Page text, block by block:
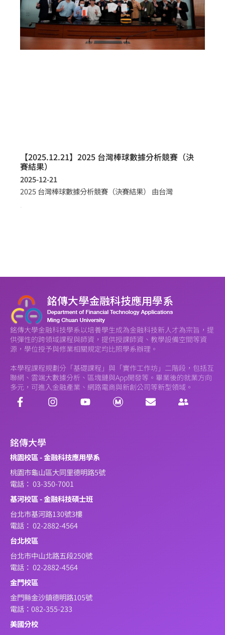
【2025.12.21】2025 台灣棒球數據分析競賽（決
賽結果）
2025-12-21
2025 台灣棒球數據分析競賽（決賽結果） 由台灣
銘傳大學金融科技學系以培養學生成為金融科技新人才為宗旨，提
供彈性的跨領域課程與師資，提供授課師資、教學設備空間等資
源，學位授予與修業相關規定均比照學系辦理。
本學程課程規劃分「基礎課程」與「實作工作坊」二階段，包括互
聯網、雲端大數據分析、區塊鏈與App開發等。畢業後的就業方向
多元，可進入金融產業、網路電商與新創公司等新型領域。
銘傳大學
桃園校區 - 金融科技應用學系
桃園市龜山區大同里德明路5號
電話： 03-350-7001
基河校區 - 金融科技碩士班
台北市基河路130號3樓
電話： 02-2882-4564
台北校區
台北市中山北路五段250號
電話： 02-2882-4564
金門校區
金門縣金沙鎮德明路105號
電話：082-355-233
美國分校